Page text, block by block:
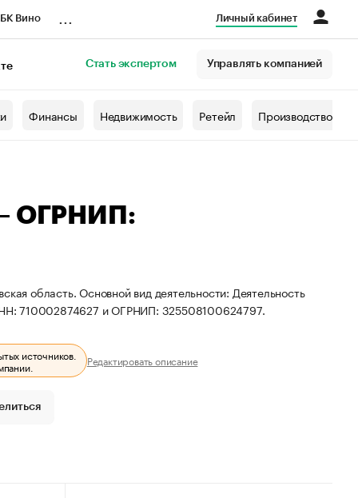
Вино Личный кабинет
Стать экспертом Управлять компанией
Финансы Недвижимость Ретейл Производство
ОГРНИП:
область. Основной вид деятельности: Деятельность
710002874627 и ОГРНИП: 325508100624797.
источников.
Редактировать описание